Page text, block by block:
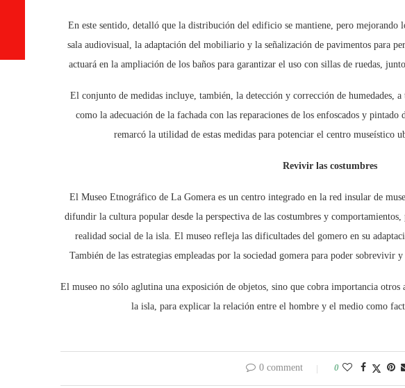
En este sentido, detalló que la distribución del edificio se mantiene, pero mejorando
sala audiovisual, la adaptación del mobiliario y la señalización de pavimentos para
actuará en la ampliación de los baños para garantizar el uso con sillas de ruedas,
El conjunto de medidas incluye, también, la detección y corrección de humedades,
como la adecuación de la fachada con las reparaciones de los enfoscados y
remarcó la utilidad de estas medidas para potenciar el centro museístico
Revivir las costumbres
El Museo Etnográfico de La Gomera es un centro integrado en la red insular de
difundir la cultura popular desde la perspectiva de las costumbres y
realidad social de la isla. El museo refleja las dificultades del gomero en su
También de las estrategias empleadas por la sociedad gomera para poder sobrevivir
El museo no sólo aglutina una exposición de objetos, sino que cobra importancia
la isla, para explicar la relación entre el hombre y el medio como
0 comment 0